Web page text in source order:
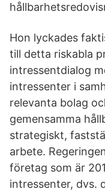
Hon lyckades
till detta riskabla
intressentdialog
intressenter i
relevanta bolag
gemensamma
strategiskt,
arbete.
företag som är
intressenter, dvs.